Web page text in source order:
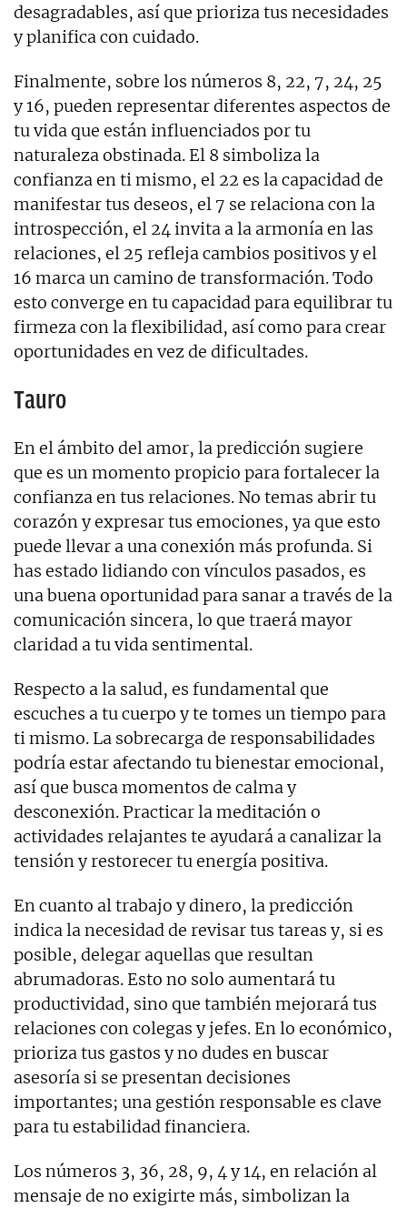
desagradables, así que prioriza tus necesidades
y planifica con cuidado.
Finalmente, sobre los números 8, 22, 7, 24, 25
y 16, pueden representar diferentes aspectos de
tu vida que están influenciados por tu
naturaleza obstinada. El 8 simboliza la
confianza en ti mismo, el 22 es la capacidad de
manifestar tus deseos, el 7 se relaciona con la
introspección, el 24 invita a la armonía en las
relaciones, el 25 refleja cambios positivos y el
16 marca un camino de transformación. Todo
esto converge en tu capacidad para equilibrar tu
firmeza con la flexibilidad, así como para crear
oportunidades en vez de dificultades.
Tauro
En el ámbito del amor, la predicción sugiere
que es un momento propicio para fortalecer la
confianza en tus relaciones. No temas abrir tu
corazón y expresar tus emociones, ya que esto
puede llevar a una conexión más profunda. Si
has estado lidiando con vínculos pasados, es
una buena oportunidad para sanar a través de la
comunicación sincera, lo que traerá mayor
claridad a tu vida sentimental.
Respecto a la salud, es fundamental que
escuches a tu cuerpo y te tomes un tiempo para
ti mismo. La sobrecarga de responsabilidades
podría estar afectando tu bienestar emocional,
así que busca momentos de calma y
desconexión. Practicar la meditación o
actividades relajantes te ayudará a canalizar la
tensión y restorecer tu energía positiva.
En cuanto al trabajo y dinero, la predicción
indica la necesidad de revisar tus tareas y, si es
posible, delegar aquellas que resultan
abrumadoras. Esto no solo aumentará tu
productividad, sino que también mejorará tus
relaciones con colegas y jefes. En lo económico,
prioriza tus gastos y no dudes en buscar
asesoría si se presentan decisiones
importantes; una gestión responsable es clave
para tu estabilidad financiera.
Los números 3, 36, 28, 9, 4 y 14, en relación al
mensaje de no exigirte más, simbolizan la